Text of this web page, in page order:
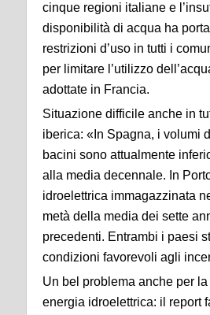
cinque regioni italiane e
disponibilità di acqua ha
restrizioni d’uso in tutti i
per limitare l’utilizzo
adottate in Francia.
Situazione difficile anche in
iberica: «In Spagna, i volumi
bacini sono attualmente
alla media decennale. In
idroelettrica immagazzinata
metà della media dei sette
precedenti. Entrambi i paesi
condizioni favorevoli agli
Un bel problema anche per
energia idroelettrica: il report